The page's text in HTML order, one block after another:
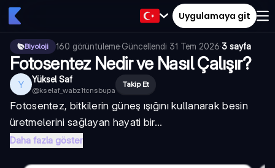
Uygulamaya git
Biyoloji 160 görüntüleme·Güncellendi 31 Tem 2026·3 sayfa
Fotosentez Nedir ve Nasıl Çalışır?
Y Yüksel Saf
@kselaf_wabz1tcnsbupa
Takip Et
Fotosentez, bitkilerin güneş ışığını kullanarak besin
üretmelerini sağlayan hayati bir...
Daha fazla göster